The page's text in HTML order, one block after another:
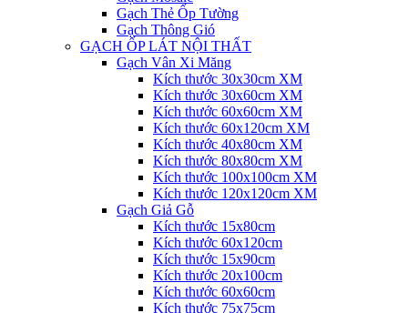
Gạch Thẻ Ốp Tường
Gạch Thông Gió
GẠCH ỐP LÁT NỘI THẤT
Gạch Vân Xi Măng
Kích thước 30x30cm XM
Kích thước 30x60cm XM
Kích thước 60x60cm XM
Kích thước 60x120cm XM
Kích thước 40x80cm XM
Kích thước 80x80cm XM
Kích thước 100x100cm XM
Kích thước 120x120cm XM
Gạch Giả Gỗ
Kích thước 15x80cm
Kích thước 60x120cm
Kích thước 15x90cm
Kích thước 20x100cm
Kích thước 60x60cm
Kích thước 75x75cm